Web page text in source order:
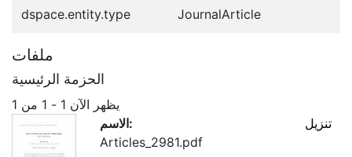
dspace.entity.type JournalArticle
ملفات
الحزمة الرئيسية
يظهر الآن 1 - 1 من 1
الاسم:
Articles_2981.pdf
تنزيل